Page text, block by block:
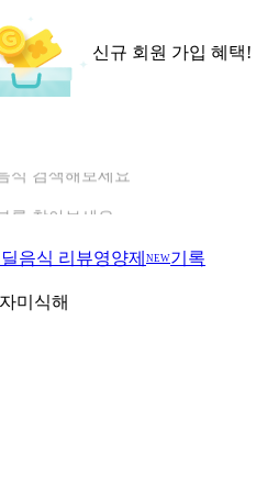
신규 회원 가입 혜택!
음식 리뷰영양제 NEW기록
미식해